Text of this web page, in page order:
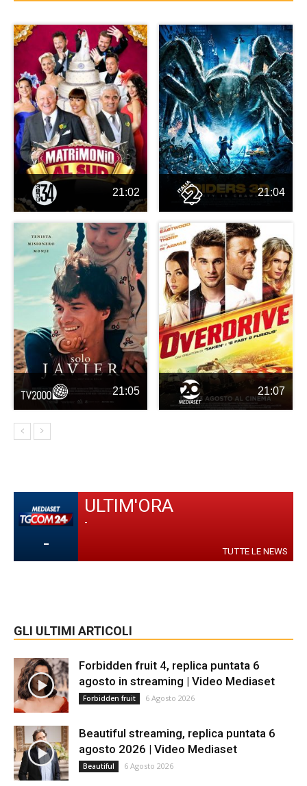
21:02 21:04
21:05 21:07
-
ULTIM'ORA
-
TUTTE LE NEWS
GLI ULTIMI ARTICOLI
Forbidden fruit 4, replica puntata 6
agosto in streaming | Video Mediaset
Forbidden fruit 6 Agosto 2026
Beautiful streaming, replica puntata 6
agosto 2026 | Video Mediaset
Beautiful 6 Agosto 2026